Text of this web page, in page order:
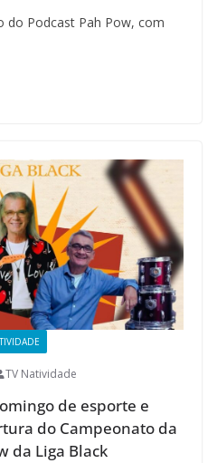
do Podcast Pah Pow, com
TV Natividade
de esporte e
do Campeonato da
da Liga Black